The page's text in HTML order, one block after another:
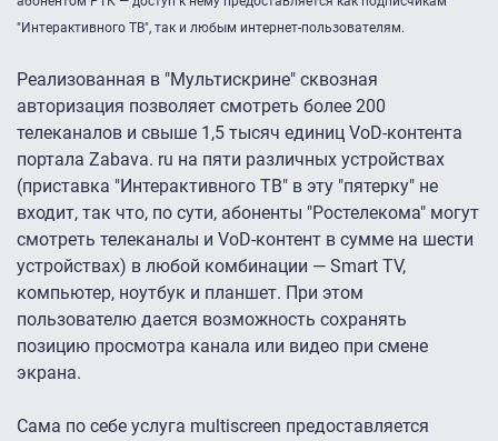
"Интерактивного ТВ", так и любым интернет-пользователям.
Реализованная в "Мультискрине" сквозная
авторизация позволяет смотреть более 200
телеканалов и свыше 1,5 тысяч единиц VoD-контента
портала Zabava. ru на пяти различных устройствах
(приставка "Интерактивного ТВ" в эту "пятерку" не
входит, так что, по сути, абоненты "Ростелекома" могут
смотреть телеканалы и VoD-контент в сумме на шести
устройствах) в любой комбинации — Smart TV,
компьютер, ноутбук и планшет. При этом
пользователю дается возможность сохранять
позицию просмотра канала или видео при смене
экрана.
Сама по себе услуга multiscreen предоставляется